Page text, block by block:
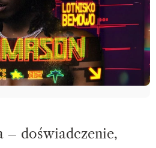
– doświadczenie,